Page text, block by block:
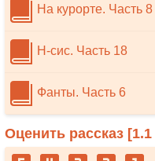
На курорте. Часть 8
Н-сис. Часть 18
Фанты. Часть 6
Оценить рассказ [1.1